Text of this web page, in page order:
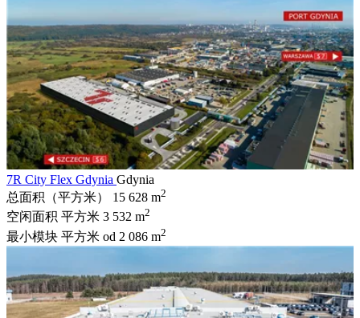
7R City Flex Gdynia Gdynia
总面积（平方米）
15 628 m2
空闲面积 平方米 3 532 m2
最小模块 平方米 od 2 086 m2